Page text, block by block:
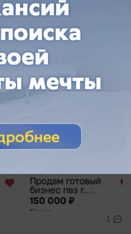
массово продавать
раза
1